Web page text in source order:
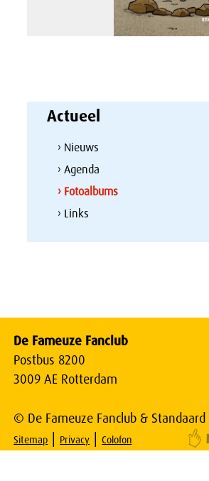
Actueel
› Nieuws
› Agenda
› Fotoalbums
› Links
De Fameuze Fanclub
Postbus 8200
3009 AE Rotterdam
© De Fameuze Fanclub &
Sitemap | Privacy |Colofon